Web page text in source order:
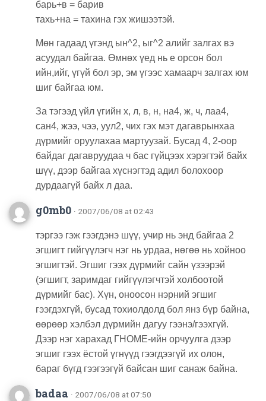
барь+в = барив
тахь+на = тахина гэх жишээтэй.
Мөн гадаад үгэнд ын^2, ыг^2 алийг залгах вэ
асуудал байгаа. Өмнөх үед нь е орсон бол
ийн,ийг, үгүй бол эр, эм үгээс хамаарч залгах юм
шиг байгаа юм.
За тэгээд үйл үгийн х, л, в, н, на4, ж, ч, лаа4,
сан4, жээ, чээ, уул2, чих гэх мэт дагаврынхаа
дүрмийг оруулахаа мартуузай. Бусад 4, 2-оор
байдаг дагавруудаа ч бас гүйцээх хэрэгтэй байх
шүү, дээр байгаа хүснэгтэд адил болохоор
дурдаагүй байх л даа.
g0mb0 · 2007/06/08 at 02:43
тэргээ гэж гээгдэнэ шүү, учир нь энд байгаа 2
эгшигт гийгүүлэгч нэг нь урдаа, нөгөө нь хойноо
эгшигтэй. Эгшиг гээх дүрмийг сайн үзээрэй
(эгшигт, заримдаг гийгүүлэгчтэй холбоотой
дүрмийг бас). Хүн, оноосон нэрний эгшиг
гээгдэхгүй, бусад тохиолдолд бол янз бүр байна,
өөрөөр хэлбэл дүрмийн дагуу гээнэ/гээхгүй.
Дээр нэг харахад ГНОМЕ-ийн орчуулга дээр
эгшиг гээх ёстой үгнүүд гээгдээгүй их олон,
бараг бүгд гээгээгүй байсан шиг санаж байна.
badaa · 2007/06/08 at 07:50